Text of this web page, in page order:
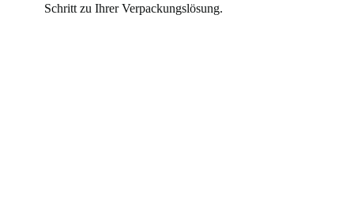
Schritt zu Ihrer Verpackungslösung.